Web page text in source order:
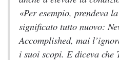
«Per esempio, prendeva
significato tutto nuovo:
Accomplished, mai
i suoi scopi. E diceva che